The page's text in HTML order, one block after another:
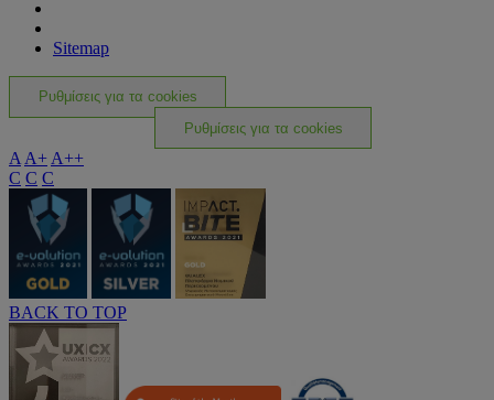
Sitemap
Ρυθμίσεις για τα cookies
Ρυθμίσεις για τα cookies
A A+ A++
C C C
BACK TO TOP